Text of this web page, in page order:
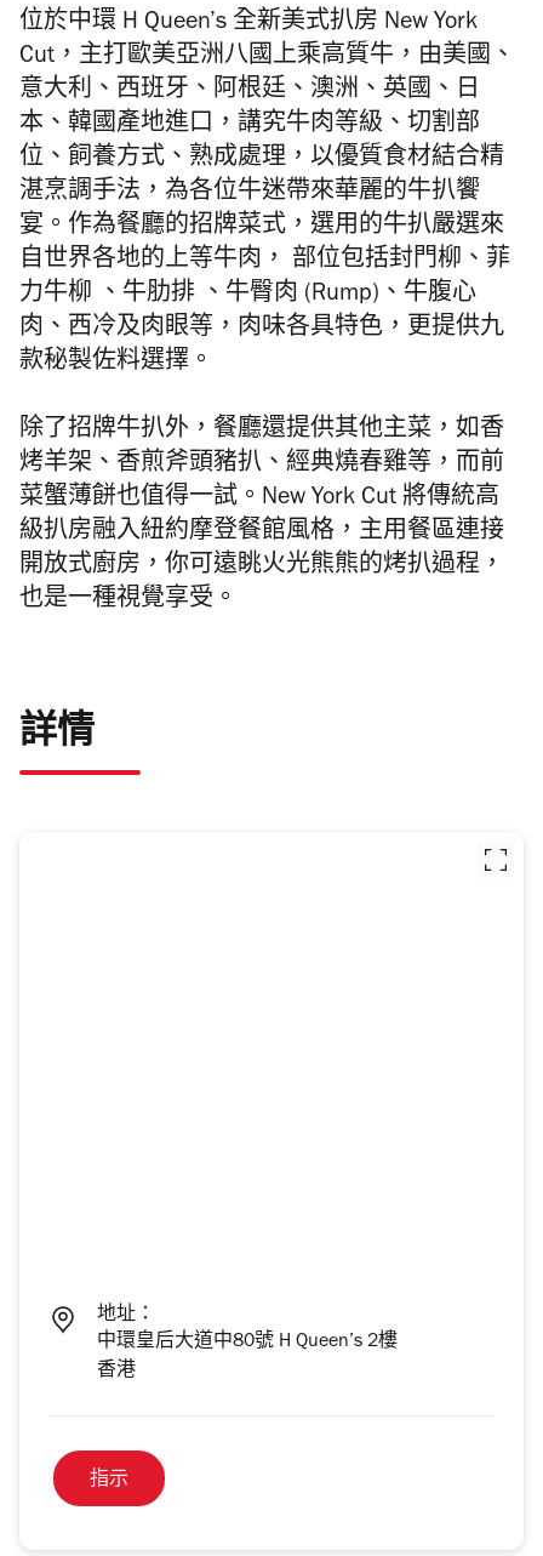
位於中環 H Queen’s 全新美式扒房 New York
Cut， 主打 歐美亞洲八國上乘高質牛，由美國、
意大利、西班牙、阿根廷、澳洲、英國、日
本、韓國產地進口，講究牛肉等級、切割部
位、飼養方式、熟成處理，以優質食材結合精
湛烹調手法，為各位牛迷帶來華麗的牛扒饗
宴。 作為餐廳的招牌菜式，選用的牛扒嚴選來
自世界各地的上等牛肉， 部位包括封門柳 、菲
力牛柳 、 牛肋排 、牛臀肉 (Rump) 、牛腹心
肉 、西冷及肉眼等，肉味各具特色，更提供九
款秘製佐料選擇。
除了招牌牛扒外，餐廳還提供其他主菜，如香
烤羊架、香煎斧頭豬扒、經典燒春雞等，而前
菜蟹薄餅也值得一試。 New York Cut 將傳統高
級扒房融入紐約摩登餐館風格，主用餐區連接
開放式廚房，你可遠眺火光熊熊的烤扒過程，
也是一種視覺享受。
詳情
地址：
中環皇后大道中80號 H Queen’s 2樓
香港
指示